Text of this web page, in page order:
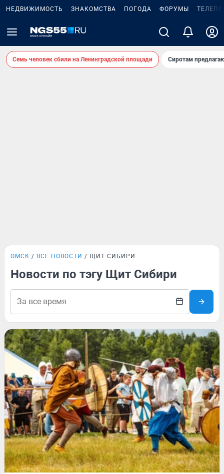
НЕДВИЖИМОСТЬ ЗНАКОМСТВА ПОГОДА ФОРУМЫ
Семь человек сбили на Ленинградской площади Сиротам
ОМСК ВСЕ НОВОСТИ ЩИТ СИБИРИ
Новости по тэгу Щит Сибири